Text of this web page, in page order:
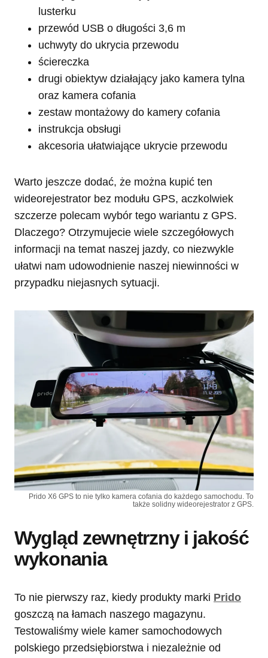
lusterku
przewód USB o długości 3,6 m
uchwyty do ukrycia przewodu
ściereczka
drugi obiektyw działający jako kamera tylna
oraz kamera cofania
zestaw montażowy do kamery cofania
instrukcja obsługi
akcesoria ułatwiające ukrycie przewodu
Warto jeszcze dodać, że można kupić ten
wideorejestrator bez modułu GPS, aczkolwiek
szczerze polecam wybór tego wariantu z GPS.
Dlaczego? Otrzymujecie wiele szczegółowych
informacji na temat naszej jazdy, co niezwykle
ułatwi nam udowodnienie naszej niewinności w
przypadku niejasnych sytuacji.
Prido X6 GPS to nie tylko kamera cofania do każdego samochodu. To
także solidny wideorejestrator z GPS.
Wygląd zewnętrzny i jakość
wykonania
To nie pierwszy raz, kiedy produkty marki Prido
goszczą na łamach naszego magazynu.
Testowaliśmy wiele kamer samochodowych
polskiego przedsiębiorstwa i niezależnie od